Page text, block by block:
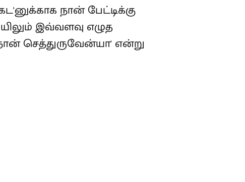
நான் பேட்டிக்கு
இவ்வளவு எழுத
செத்துருவேன்யா' என்று